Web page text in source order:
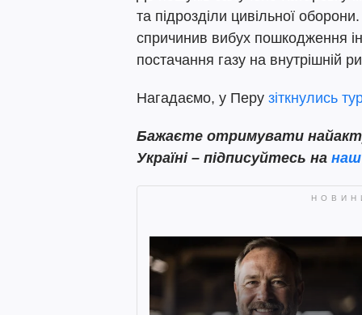
та підрозділи цивільної
спричинив вибух пошкодження
постачання газу на внутрішній
Нагадаємо, у Перу зіткнулись
Бажаєте отримувати
Україні – підписуйтесь на наш